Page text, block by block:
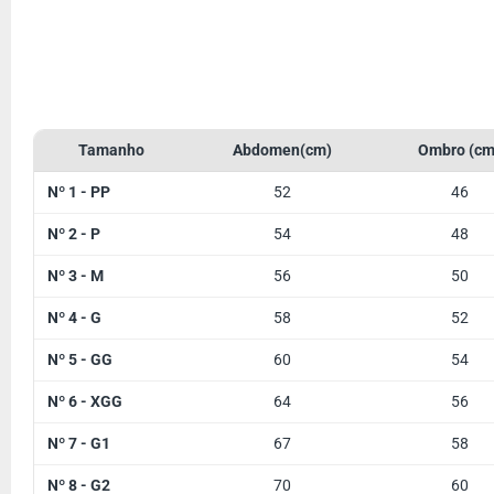
Tamanho Abdomen(cm) Ombro
Nº 1 - PP 52 46
Nº 2 - P 54 48
Nº 3 - M 56 50
Nº 4 - G 58 52
Nº 5 - GG 60 54
Nº 6 - XGG 64 56
Nº 7 - G1 67 58
Nº 8 - G2 70 60